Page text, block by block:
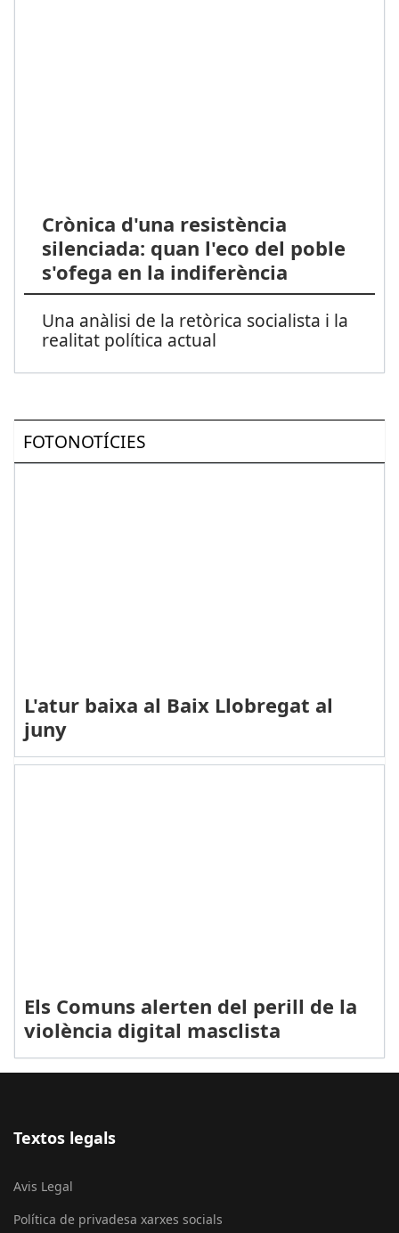
Crònica d'una resistència
silenciada: quan l'eco del poble
s'ofega en la indiferència
Una anàlisi de la retòrica socialista i la
realitat política actual
FOTONOTÍCIES
L'atur baixa al Baix Llobregat al
juny
Els Comuns alerten del perill de la
violència digital masclista
Textos legals
Avis Legal
Política de privadesa xarxes socials